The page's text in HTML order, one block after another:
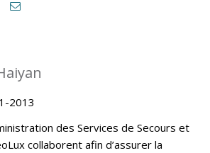
2013
des Services de Secours et
collaborent afin d’assurer la